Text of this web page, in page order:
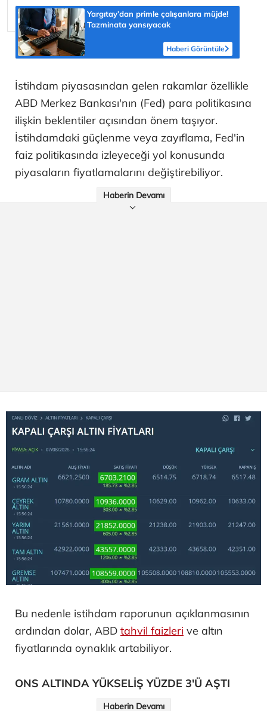
Yargıtay’dan primle çalışanlara müjde!
Tazminata yansıyacak
Haberi Görüntüle
İstihdam piyasasından gelen rakamlar özellikle
ABD Merkez Bankası'nın (Fed) para politikasına
ilişkin beklentiler açısından önem taşıyor.
İstihdamdaki güçlenme veya zayıflama, Fed'in
faiz politikasında izleyeceği yol konusunda
piyasaların fiyatlamalarını değiştirebiliyor.
Haberin Devamı
Bu nedenle istihdam raporunun açıklanmasının
ardından dolar, ABD tahvil faizleri ve altın
fiyatlarında oynaklık artabiliyor.
ONS ALTINDA YÜKSELİŞ YÜZDE 3'Ü AŞTI
Haberin Devamı